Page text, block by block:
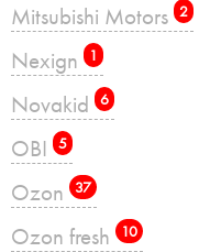
Mitsubishi Motors 2
Nexign 1
Novakid 6
OBI 5
Ozon 37
Ozon fresh 10